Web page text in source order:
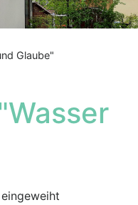
Glaube"